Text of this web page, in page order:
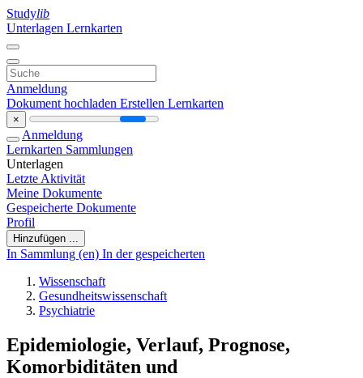
Studylib
Unterlagen Lernkarten
Anmeldung
Dokument hochladen Erstellen Lernkarten
×
Anmeldung
Lernkarten Sammlungen
Unterlagen
Letzte Aktivität
Meine Dokumente
Gespeicherte Dokumente
Profil
Hinzufügen ...
In Sammlung (en) In der gespeicherten
Wissenschaft
Gesundheitswissenschaft
Psychiatrie
Epidemiologie, Verlauf, Prognose,
Komorbiditäten und